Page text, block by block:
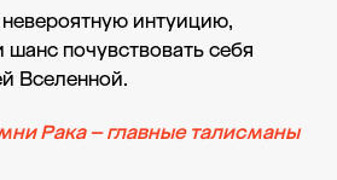
интуицию,
шанс почувствовать себя
Вселенной.
Рака – главные талисманы